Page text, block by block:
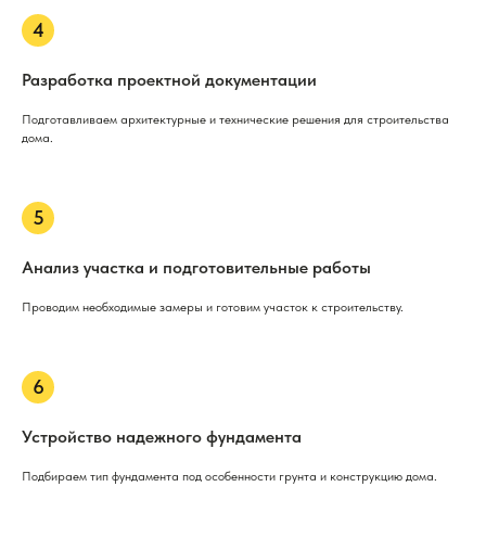
Разработка проектной документации
Подготавливаем архитектурные и технические решения для строительства
дома.
Анализ участка и подготовительные работы
Проводим необходимые замеры и готовим участок к строительству.
Устройство надежного фундамента
Подбираем тип фундамента под особенности грунта и конструкцию дома.